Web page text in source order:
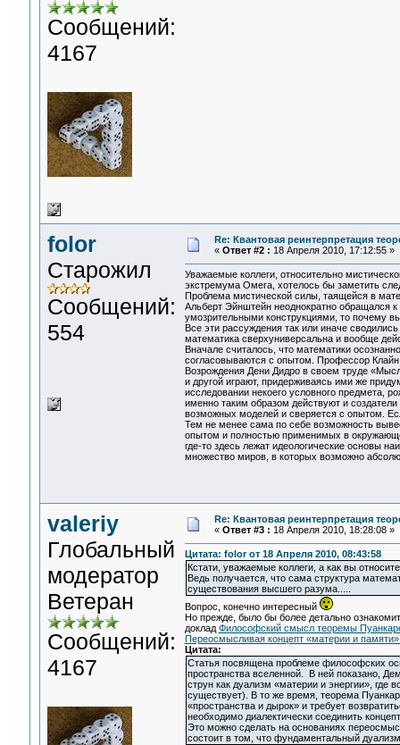
Сообщений:
4167
folor
Старожил
Сообщений:
554
Re: Квантовая реинтерпретация
« Ответ #2 : 18 Апреля 2010, 17:12:55 »
Уважаемые коллеги, относительно
экстремума Омега, хотелось бы заметить
Проблема мистической силы, таящейся в
Альберт Эйнштейн неоднократно обращался
умозрительными конструкциями, то почему
Все эти рассуждения так или иначе
математика сверхуниверсальна и вообще
Вначале считалось, что математики
согласовываются с опытом. Профессор
Возрождения Дени Дидро в своем труде
и другой играют, придерживаясь ими же
исследовании некоего условного предмета,
именно таким образом действуют и
возможных моделей и сверяется с опытом.
Тем не менее сама по себе возможность
опытом и полностью применимых в
где-то здесь лежат идеологические основы
множество миров, в которых возможно
valeriy
Глобальный
модератор
Ветеран
Сообщений:
4167
Re: Квантовая реинтерпретация
« Ответ #3 : 18 Апреля 2010, 18:28:08 »
Цитата: folor от 18 Апреля 2010, 08:43:58
Кстати, уважаемые коллеги, а как вы
Ведь получается, что сама структура
существования высшего разума.....
Вопрос, конечно интересный
Но прежде, было бы более детально
доклад Философский смысл теоремы
Переосмысливая концепт «материи и
Цитата:
Статья посвящена проблеме философских
пространства вселенной. В ней показано,
струн как дуализм «материи и энергии», где
существует). В то же время, теорема
«пространства и дырок» и требует
необходимо диалектически соединить
Это можно сделать на основаниях
состоит в том, что фундаментальный